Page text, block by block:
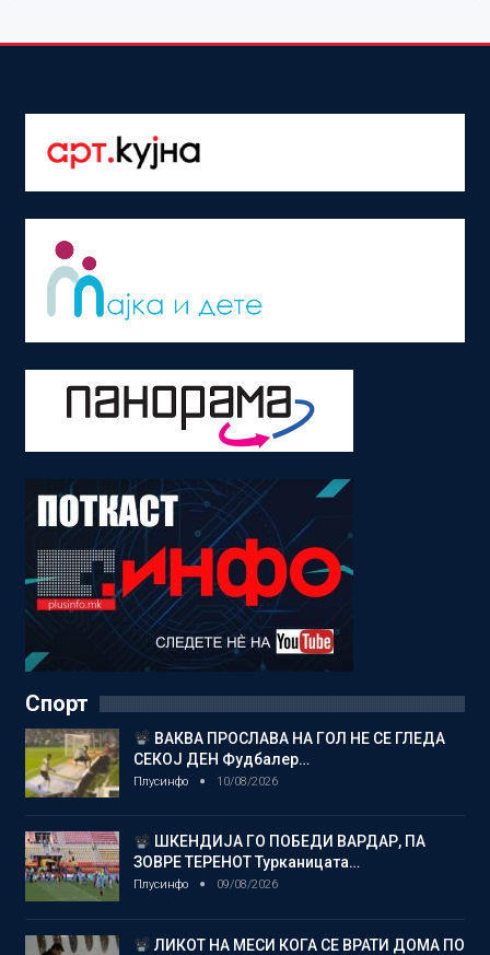
Спорт
ВАКВА ПРОСЛАВА НА ГОЛ НЕ СЕ ГЛЕДА
СЕКОЈ ДЕН Фудбалер…
Плусинфо 10/08/2026
ШКЕНДИЈА ГО ПОБЕДИ ВАРДАР, ПА
ЗОВРЕ ТЕРЕНОТ Турканицата…
Плусинфо 09/08/2026
ЛИКОТ НА МЕСИ КОГА СЕ ВРАТИ ДОМА ПО